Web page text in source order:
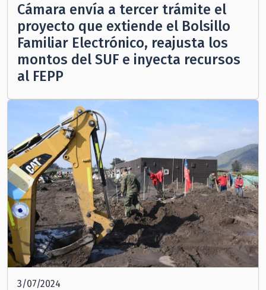
Cámara envía a tercer trámite el
proyecto que extiende el Bolsillo
Familiar Electrónico, reajusta los
montos del SUF e inyecta recursos
al FEPP
3/07/2024